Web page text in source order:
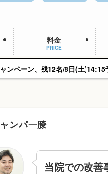
料金
PRICE
名/8日(土)14:15予約可能です。
ンパー膝
当院での改善